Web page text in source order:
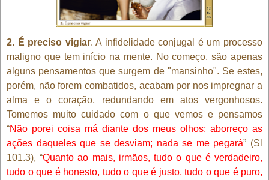
2. É preciso vigiar. A infidelidade conjugal é um processo
maligno que tem início na mente. No começo, são apenas
alguns pensamentos que surgem de "mansinho". Se estes,
porém, não forem combatidos, acabam por nos impregnar a
alma e o coração, redundando em atos vergonhosos.
Tomemos muito cuidado com o que vemos e pensamos
“Não porei coisa má diante dos meus olhos; aborreço as
ações daqueles que se desviam; nada se me pegará” (Sl
101.3), “Quanto ao mais, irmãos, tudo o que é verdadeiro,
tudo o que é honesto, tudo o que é justo, tudo o que é puro,